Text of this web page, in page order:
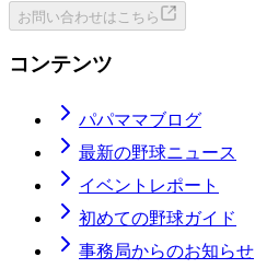
お問い合わせはこちら
コンテンツ
パパママブログ
最新の野球ニュース
イベントレポート
初めての野球ガイド
事務局からのお知らせ